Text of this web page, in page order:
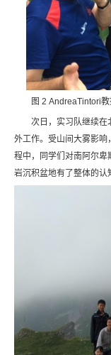
图 2 AndreaTintori
次日，实习队继续在
外工作。受山间大雾影
程中，同学们对南阿尔卑
岩沉积盆地有了整体的认